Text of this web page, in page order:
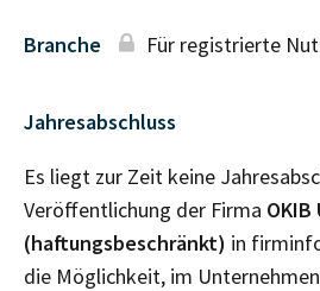
Branche Für registrierte
Jahresabschluss
Es liegt zur Zeit keine
Veröffentlichung der Firma OKIB
(haftungsbeschränkt) in
die Möglichkeit, im